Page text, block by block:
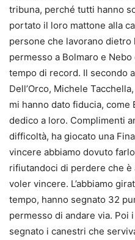
tribuna, perché tutti hanno
portato il loro mattone alla
persone che lavorano dietro
permesso a Bolmaro e
tempo di record. Il secondo
Dell’Orco, Michele
mi hanno dato fiducia,
dedico a loro. Complimenti
difficoltà, ha giocato una
vincere abbiamo dovuto
rifiutandoci di perdere che
voler vincere. L’abbiamo
tempo, hanno segnato 32
permesso di andare via. Poi
segnato i canestri che